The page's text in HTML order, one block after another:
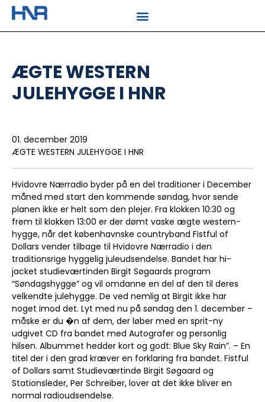
ÆGTE WESTERN
JULEHYGGE I HNR
01. december 2019
ÆGTE WESTERN JULEHYGGE I HNR
Hvidovre Nærradio byder på en del traditioner i December
måned med start den kommende søndag, hvor sende
planen ikke er helt som den plejer. Fra klokken 10:30 og
frem til klokken 13:00 er der dømt vaske ægte western-
hygge, når det københavnske countryband Fistful of
Dollars vender tilbage til Hvidovre Nærradio i den
traditionsrige hyggelig juleudsendelse. Bandet har hi-
jacket studieværtinden Birgit Søgaards program
“Søndagshygge” og vil omdanne en del af den til deres
velkendte julehygge. De ved nemlig at Birgit ikke har
noget imod det. Lyt med nu på søndag den 1. december –
måske er du �n af dem, der løber med en sprit-ny
udgivet CD fra bandet med Autografer og personlig
hilsen. Albummet hedder kort og godt: Blue Sky Rain”. – En
titel der i den grad kræver en forklaring fra bandet. Fistful
of Dollars samt Studieværtinde Birgit Søgaard og
Stationsleder, Per Schreiber, lover at det ikke bliver en
normal radioudsendelse.